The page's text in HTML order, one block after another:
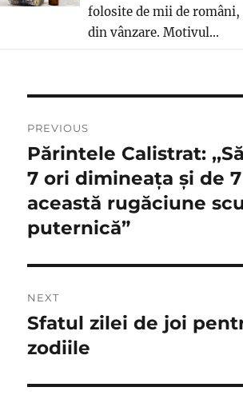
folosite de mii de români,
din vânzare. Motivul...
în
articole
PREVIOUS
Previous
post:
Părintele Calistrat:
7 ori dimineața și de
această rugăciune
puternică”
NEXT
Next
post:
Sfatul zilei de joi
zodiile